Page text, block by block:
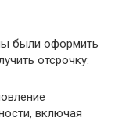
были оформить
отсрочку:
включая